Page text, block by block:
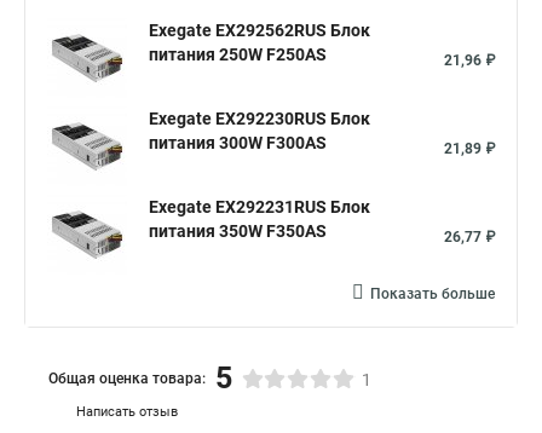
Exegate EX292562RUS Блок
питания 250W F250AS
21,96 ₽
Exegate EX292230RUS Блок
питания 300W F300AS
21,89 ₽
Exegate EX292231RUS Блок
питания 350W F350AS
26,77 ₽
Показать больше
Написать отзыв
Общая оценка товара: 5 1